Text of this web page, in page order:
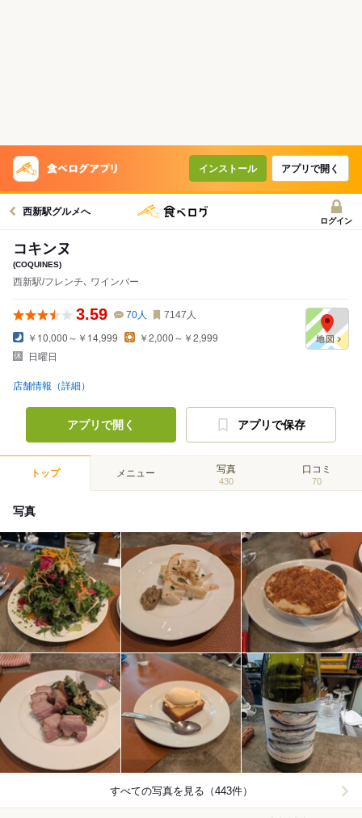
インストール アプリで開く
西新駅グルメへ
ログイン
コキンヌ
(COQUINES)
西新駅/フレンチ､ ワインバー
3.59 70人 7147 人
￥10,000～￥14,999
￥2,000～￥2,999
日曜日
店舗情報（詳細）
アプリで開く アプリで保存
トップ メニュー 写真
430
口コミ
70
写真
すべての写真を見る（443件）